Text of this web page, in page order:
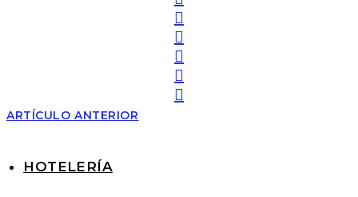
ARTÍCULO ANTERIOR
HOTELERÍA